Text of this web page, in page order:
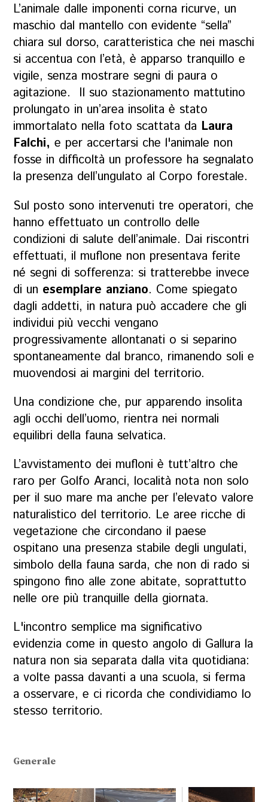
L’animale dalle imponenti corna ricurve, un
maschio dal mantello con evidente “sella”
chiara sul dorso, caratteristica che nei maschi
si accentua con l’età, è apparso tranquillo e
vigile, senza mostrare segni di paura o
agitazione. Il suo stazionamento mattutino
prolungato in un’area insolita è stato
immortalato nella foto scattata da Laura
Falchi, e per accertarsi che l'animale non
fosse in difficoltà un professore ha segnalato
la presenza dell’ungulato al Corpo forestale.
Sul posto sono intervenuti tre operatori, che
hanno effettuato un controllo delle
condizioni di salute dell’animale. Dai riscontri
effettuati, il muflone non presentava ferite
né segni di sofferenza: si tratterebbe invece
di un esemplare anziano. Come spiegato
dagli addetti, in natura può accadere che gli
individui più vecchi vengano
progressivamente allontanati o si separino
spontaneamente dal branco, rimanendo soli e
muovendosi ai margini del territorio.
Una condizione che, pur apparendo insolita
agli occhi dell’uomo, rientra nei normali
equilibri della fauna selvatica.
L’avvistamento dei mufloni è tutt’altro che
raro per Golfo Aranci, località nota non solo
per il suo mare ma anche per l’elevato valore
naturalistico del territorio. Le aree ricche di
vegetazione che circondano il paese
ospitano una presenza stabile degli ungulati,
simbolo della fauna sarda, che non di rado si
spingono fino alle zone abitate, soprattutto
nelle ore più tranquille della giornata.
L'incontro semplice ma significativo
evidenzia come in questo angolo di Gallura la
natura non sia separata dalla vita quotidiana:
a volte passa davanti a una scuola, si ferma
a osservare, e ci ricorda che condividiamo lo
stesso territorio.
Generale